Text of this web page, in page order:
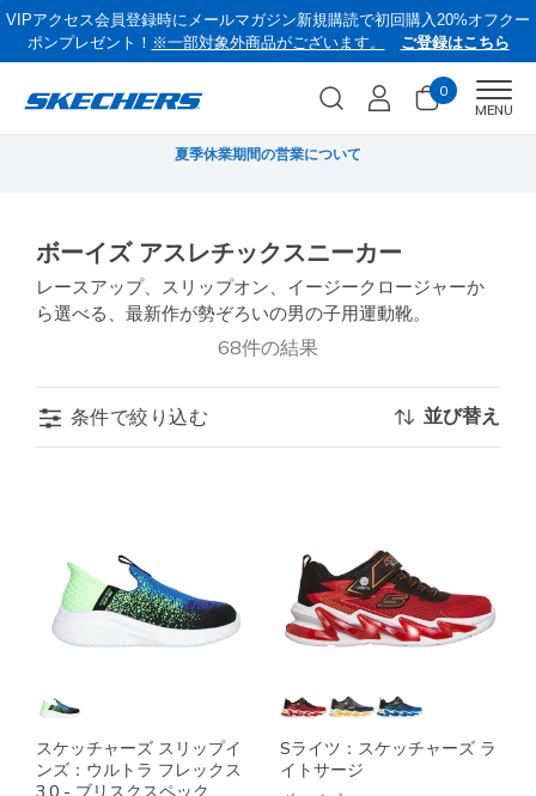
VIPアクセス会員登録時にメールマガジン新規購読で初回購入20%オフクー
ポンプレゼント！ ※一部対象外商品がございます。 ご登録はこちら
0
MENU
夏季休業期間の営業について
ボーイズ アスレチックスニーカー
レースアップ、スリップオン、イージークロージャーか
ら選べる、最新作が勢ぞろいの男の子用運動靴。
68件の結果
条件で絞り込む 並び替え
スケッチャーズ スリップイ
ンズ：ウルトラ フレックス
3.0 - ブリスクスペック
Sライツ：スケッチャーズ ラ
イトサージ